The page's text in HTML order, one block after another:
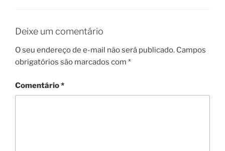
Deixe um comentário
O seu endereço de e-mail não será publicado. Campos
obrigatórios são marcados com *
Comentário*